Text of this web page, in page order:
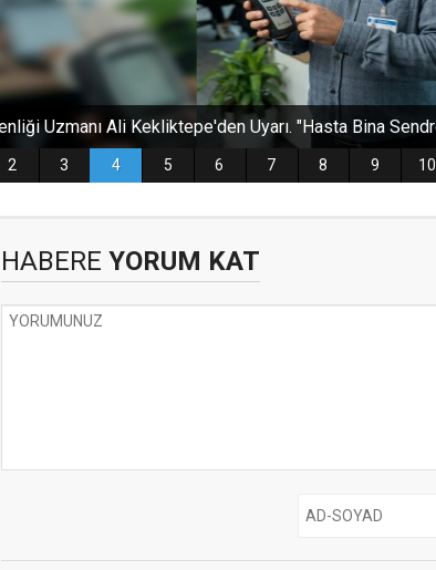
HABERE YORUM KAT